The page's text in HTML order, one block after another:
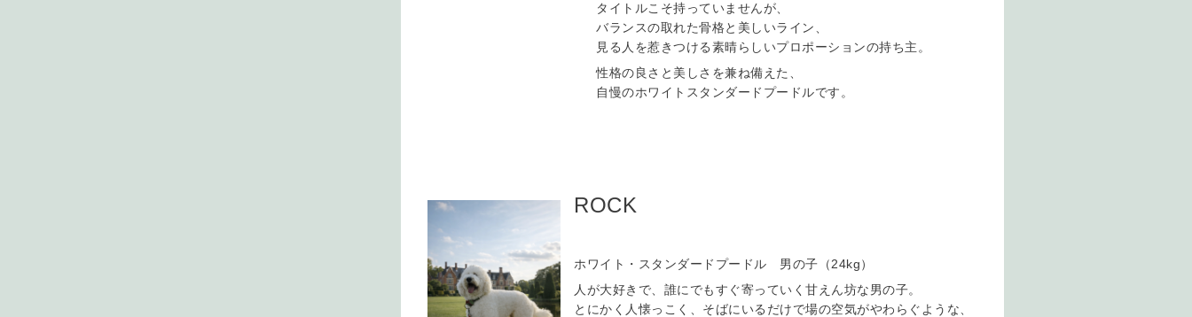
タイトルこそ持っていませんが、
バランスの取れた骨格と美しいライン、
見る人を惹きつける素晴らしいプロポーションの持ち主。
性格の良さと美しさを兼ね備えた、
自慢のホワイトスタンダードプードルです。
ROCK
ホワイト・スタンダードプードル 男の子（24kg）
人が大好きで、誰にでもすぐ寄っていく甘えん坊な男の子。
とにかく人懐っこく、そばにいるだけで場の空気がやわらぐような、